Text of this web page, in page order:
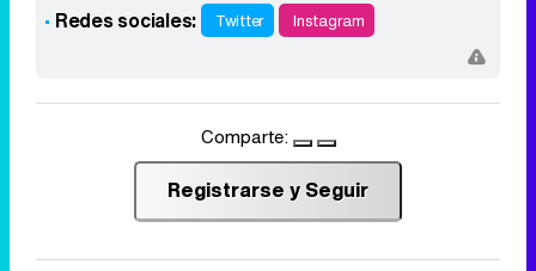
Redes sociales:
Twitter Instagram
Comparte:
Registrarse y Seguir